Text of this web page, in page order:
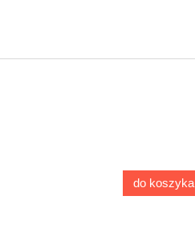
do koszyka